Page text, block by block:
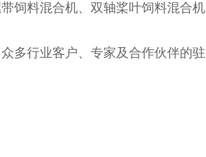
饲料混合机、双轴桨叶饲料混合机
多行业客户、专家及合作伙伴的驻